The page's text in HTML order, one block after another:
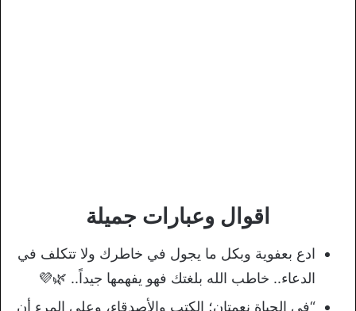
اقوال وعبارات جميلة
ادع بعفوية وبكل ما يجول في خاطرك ولا تتكلف في
الدعاء.. خاطب الله بلغتك فهو يفهمها جيداً.. 🌿💜
“في الحياة نعمتان؛ الكتب والأصدقاء، وعلى المرء أن